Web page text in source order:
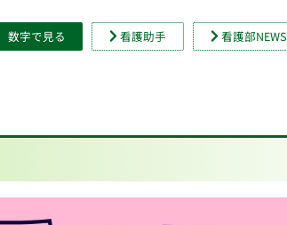
数字で見る 看護助手 看護部NEWS